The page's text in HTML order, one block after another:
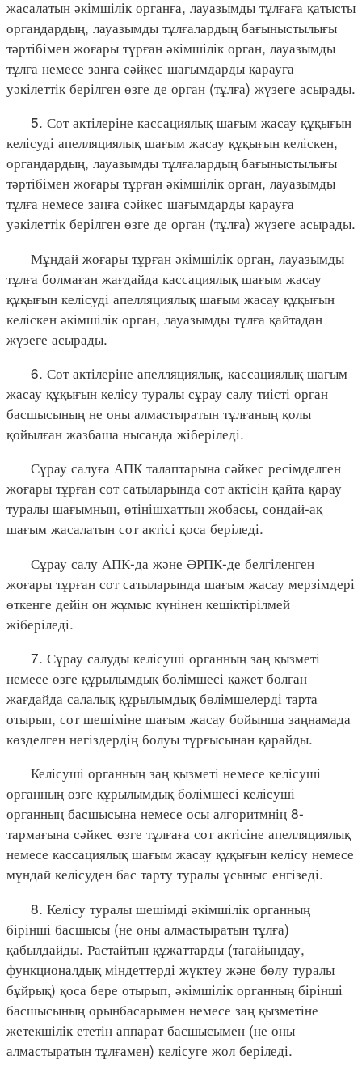
жасалатын әкімшілік органға, лауазымды тұлғаға қатысты
органдардың, лауазымды тұлғалардың бағыныстылығы
тәртібімен жоғары тұрған әкімшілік орган, лауазымды
тұлға немесе заңға сәйкес шағымдарды қарауға
уәкілеттік берілген өзге де орган (тұлға) жүзеге асырады.
5. Сот актілеріне кассациялық шағым жасау құқығын
келісуді апелляциялық шағым жасау құқығын келіскен,
органдардың, лауазымды тұлғалардың бағыныстылығы
тәртібімен жоғары тұрған әкімшілік орган, лауазымды
тұлға немесе заңға сәйкес шағымдарды қарауға
уәкілеттік берілген өзге де орган (тұлға) жүзеге асырады.
Мұндай жоғары тұрған әкімшілік орган, лауазымды
тұлға болмаған жағдайда кассациялық шағым жасау
құқығын келісуді апелляциялық шағым жасау құқығын
келіскен әкімшілік орган, лауазымды тұлға қайтадан
жүзеге асырады.
6. Сот актілеріне апелляциялық, кассациялық шағым
жасау құқығын келісу туралы сұрау салу тиісті орган
басшысының не оны алмастыратын тұлғаның қолы
қойылған жазбаша нысанда жіберіледі.
Сұрау салуға АПК талаптарына сәйкес ресімделген
жоғары тұрған сот сатыларында сот актісін қайта қарау
туралы шағымның, өтінішхаттың жобасы, сондай-ақ
шағым жасалатын сот актісі қоса беріледі.
Сұрау салу АПК-да және ӘРПК-де белгіленген
жоғары тұрған сот сатыларында шағым жасау мерзімдері
өткенге дейін он жұмыс күнінен кешіктірілмей
жіберіледі.
7. Сұрау салуды келісуші органның заң қызметі
немесе өзге құрылымдық бөлімшесі қажет болған
жағдайда салалық құрылымдық бөлімшелерді тарта
отырып, сот шешіміне шағым жасау бойынша заңнамада
көзделген негіздердің болуы тұрғысынан қарайды.
Келісуші органның заң қызметі немесе келісуші
органның өзге құрылымдық бөлімшесі келісуші
органның басшысына немесе осы алгоритмнің 8-
тармағына сәйкес өзге тұлғаға сот актісіне апелляциялық
немесе кассациялық шағым жасау құқығын келісу немесе
мұндай келісуден бас тарту туралы ұсыныс енгізеді.
8. Келісу туралы шешімді әкімшілік органның
бірінші басшысы (не оны алмастыратын тұлға)
қабылдайды. Растайтын құжаттарды (тағайындау,
функционалдық міндеттерді жүктеу және бөлу туралы
бұйрық) қоса бере отырып, әкімшілік органның бірінші
басшысының орынбасарымен немесе заң қызметіне
жетекшілік ететін аппарат басшысымен (не оны
алмастыратын тұлғамен) келісуге жол беріледі.